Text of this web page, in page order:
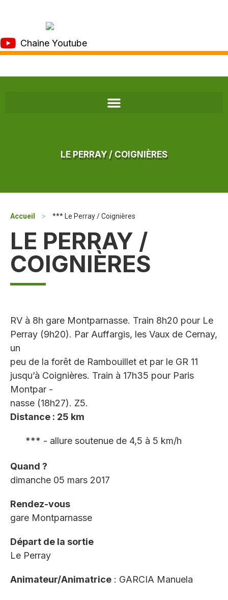
Chaine Youtube
LE PERRAY / COIGNIÈRES
Accueil > *** Le Perray / Coignières
LE PERRAY /
COIGNIÈRES
RV à 8h gare Montparnasse. Train 8h20 pour Le
Perray (9h20). Par Auffargis, les Vaux de Cernay,
un
peu de la forêt de Rambouillet et par le GR 11
jusqu’à Coignières. Train à 17h35 pour Paris
Montpar -
nasse (18h27). Z5.
Distance : 25 km
*** - allure soutenue de 4,5 à 5 km/h
Quand ?
dimanche 05 mars 2017
Rendez-vous
gare Montparnasse
Départ de la sortie
Le Perray
Animateur/Animatrice : GARCIA Manuela